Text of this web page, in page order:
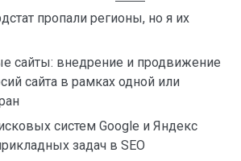
пропали регионы, но я их
сайты: внедрение и продвижение
сайта в рамках одной или
систем Google и Яндекс
задач в SEO